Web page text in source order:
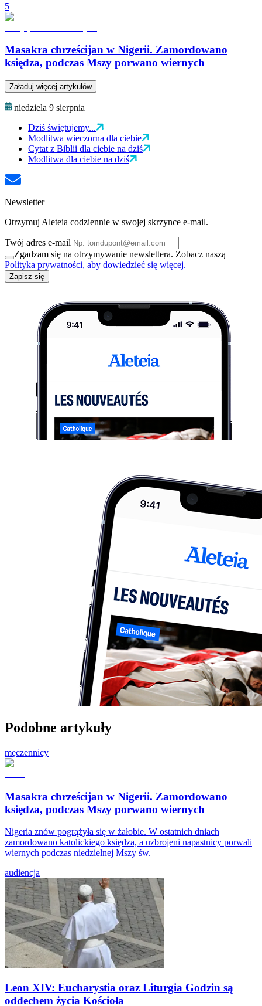
5
Masakra chrześcijan w Nigerii. Zamordowano
księdza, podczas Mszy porwano wiernych
Załaduj więcej artykułów
niedziela 9 sierpnia
Dziś świętujemy...
Modlitwa wieczorna dla ciebie
Cytat z Biblii dla ciebie na dziś
Modlitwa dla ciebie na dziś
Newsletter
Otrzymuj Aleteia codziennie w swojej skrzynce e-mail.
Twój adres e-mail
Zgadzam się na otrzymywanie newslettera. Zobacz naszą
Polityka prywatności, aby dowiedzieć się więcej.
Zapisz się
Podobne artykuły
męczennicy
Masakra chrześcijan w Nigerii. Zamordowano
księdza, podczas Mszy porwano wiernych
Nigeria znów pogrążyła się w żałobie. W ostatnich dniach
zamordowano katolickiego księdza, a uzbrojeni napastnicy porwali
wiernych podczas niedzielnej Mszy św.
audiencja
Leon XIV: Eucharystia oraz Liturgia Godzin są
oddechem życia Kościoła